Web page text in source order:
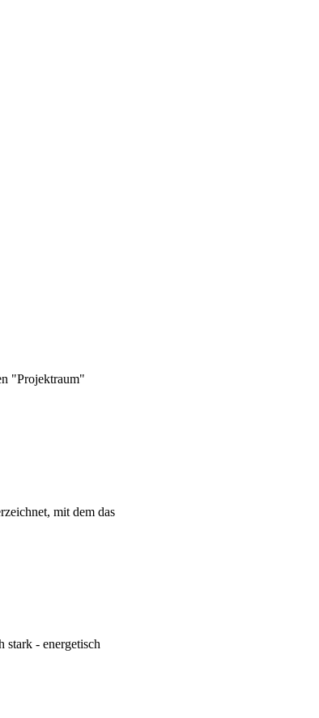
"Projektraum"
mit dem das
stark - energetisch